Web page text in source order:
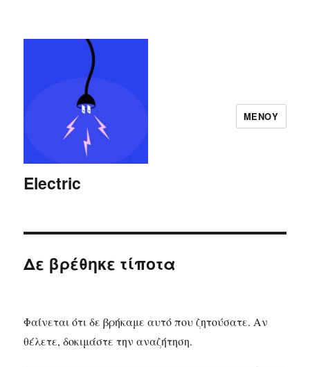
Electric
ΜΕΝΟΎ
Δε βρέθηκε τίποτα
Φαίνεται ότι δε βρήκαμε αυτό που ζητούσατε. Αν
θέλετε, δοκιμάστε την αναζήτηση.